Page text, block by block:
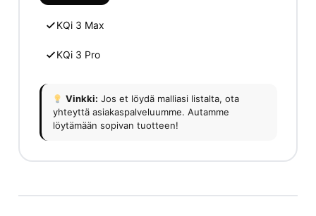
KQi 3 Max
KQi 3 Pro
Vinkki: Jos et löydä malliasi listalta, ota
yhteyttä asiakaspalveluumme. Autamme
löytämään sopivan tuotteen!